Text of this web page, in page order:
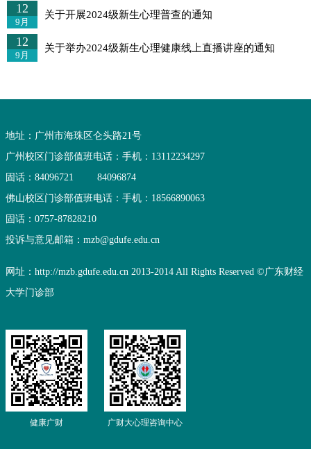
12
9月
关于开展2024级新生心理普查的通知
12
9月
关于举办2024级新生心理健康线上直播讲座的通知
地址：广州市海珠区仑头路21号
广州校区门诊部值班电话： 手机：13112234297
固话：84096721
84096874
佛山校区门诊部值班电话： 手机：18566890063
固话：0757-87828210
投诉与意见邮箱：mzb@gdufe.edu.cn
网址：http://mzb.gdufe.edu.cn 2013-2014 All Rights Reserved ©广东财经
大学门诊部
健康广财 广财大心理咨询中心